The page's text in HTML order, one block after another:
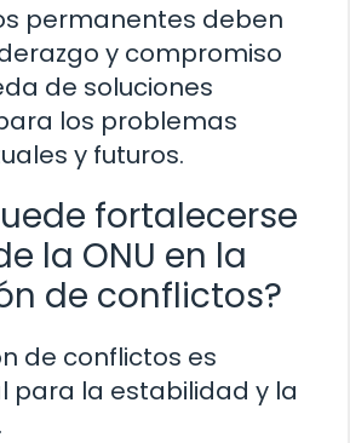
permanentes deben
y compromiso
de soluciones
los problemas
y futuros.
fortalecerse
la ONU en la
de conflictos?
de conflictos es
para la estabilidad y la